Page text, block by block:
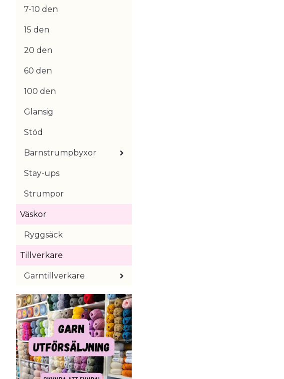
7-10 den
15 den
20 den
60 den
100 den
Glansig
Stöd
Barnstrumpbyxor
Stay-ups
Strumpor
Väskor
Ryggsäck
Tillverkare
Garntillverkare